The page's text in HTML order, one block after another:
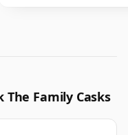
The Family Casks